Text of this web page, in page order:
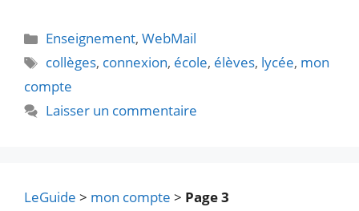
Catégories
Enseignement,WebMail
Étiquettes
collèges, connexion, école, élèves, lycée, mon
compte
Laisser un commentaire
LeGuide > mon compte > Page 3